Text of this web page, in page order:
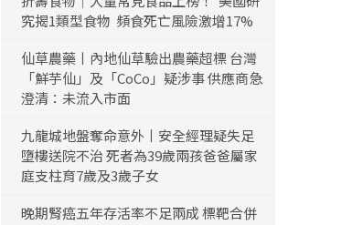
究揭1類型食物 頻食死亡風險激增17%
仙草農藥丨內地仙草驗出農藥超標 台灣
「鮮芋仙」及「CoCo」疑涉事 供應商急
澄清：未流入市面
九龍城地盤奪命意外丨安全經理疑失足
墮樓送院不治 死者為39歲兩孩爸爸屬家
庭支柱育7歲及3歲子女
晚期腎癌五年存活率不足兩成 標靶合併